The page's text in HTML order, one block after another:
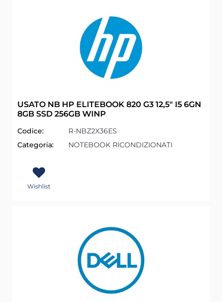
USATO NB HP ELITEBOOK 820 G3 12,5" I5 6GN
8GB SSD 256GB WINP
Codice:
R-NBZ2X36ES
Categoria:
NOTEBOOK RICONDIZIONATI
Wishlist